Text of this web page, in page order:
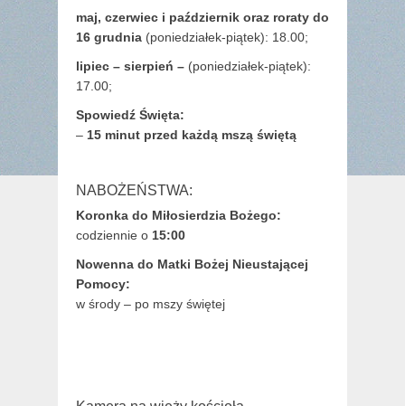
maj, czerwiec i październik oraz roraty do
16 grudnia (poniedziałek-piątek): 18.00;
lipiec – sierpień – (poniedziałek-piątek):
17.00;
Spowiedź Święta:
– 15 minut przed każdą mszą świętą
NABOŻEŃSTWA:
Koronka do Miłosierdzia Bożego:
codziennie o 15:00
Nowenna do Matki Bożej Nieustającej
Pomocy:
w środy – po mszy świętej